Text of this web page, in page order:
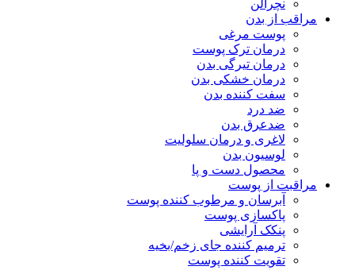
نچرالن
مراقب از بدن
پوست مرغی
درمان ترک پوست
درمان تیرگی بدن
درمان خشکی بدن
سفت کننده بدن
ضد درد
ضدعرق بدن
لاغری و درمان سلولیت
لوسیون بدن
محصول دست و پا
مراقبت از پوست
آبرسان و مرطوب کننده پوست
پاکسازی پوست
پنکک آرایشی
ترمیم کننده جای زخم/بخیه
تقویت کننده پوست